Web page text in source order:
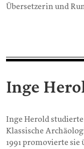
Übersetzerin und
Inge
Inge Herold
Klassische
1991 promovierte